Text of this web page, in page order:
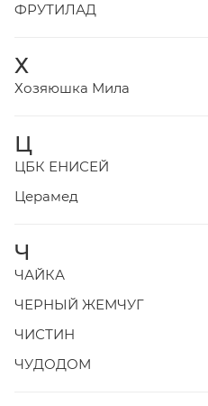
ФРУТИЛАД
Х
Хозяюшка Мила
Ц
ЦБК ЕНИСЕЙ
Церамед
Ч
ЧАЙКА
ЧЕРНЫЙ ЖЕМЧУГ
ЧИСТИН
ЧУДОДОМ